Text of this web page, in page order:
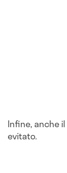
Infine, anche
evitato.